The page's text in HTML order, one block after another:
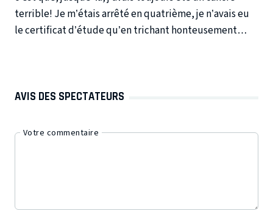
terrible! Je m’étais arrêté en quatrième, je n’avais eu
le certificat d’étude qu’en trichant honteusement…
AVIS DES SPECTATEURS
Votre commentaire